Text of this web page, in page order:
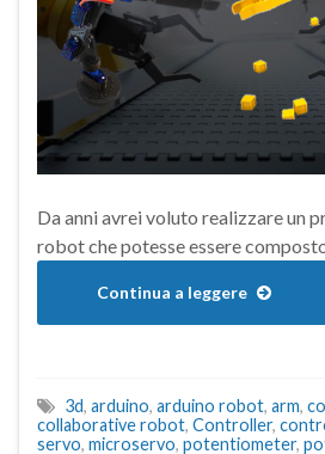
Da anni avrei voluto realizzare un
robot che potesse essere
Continua a leggere
3d, arduino, arduino robot, arm,
collaborative robot, Controller,
servo, microservo, potentiometer,